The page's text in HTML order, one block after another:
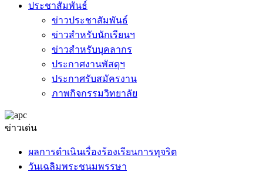
ประชาสัมพันธ์
ข่าวประชาสัมพันธ์
ข่าวสำหรับนักเรียนฯ
ข่าวสำหรับบุคลากร
ประกาศงานพัสดุฯ
ประกาศรับสมัครงาน
ภาพกิจกรรมวิทยาลัย
ข่าวเด่น
ผลการดำเนินเรื่องร้องเรียนการทุจริต
วันเฉลิมพระชนมพรรษา